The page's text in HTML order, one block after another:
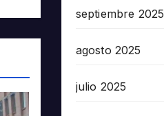
septiembre 2025
agosto 2025
julio 2025